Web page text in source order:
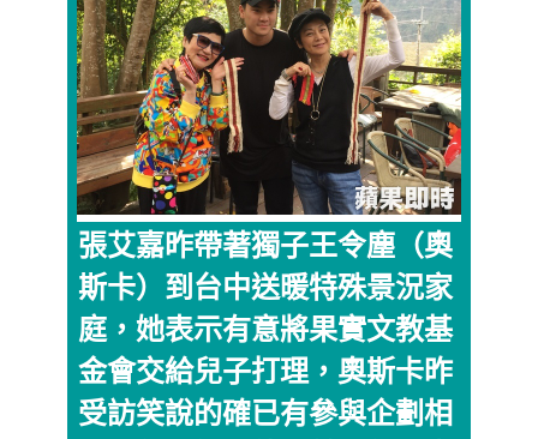
張艾嘉昨帶著獨子王令塵（奧
斯卡）到台中送暖特殊景況家
庭，她表示有意將果實文教基
金會交給兒子打理，奧斯卡昨
受訪笑說的確已有參與企劃相